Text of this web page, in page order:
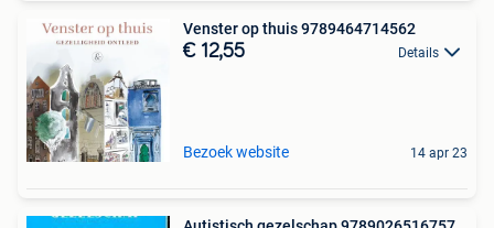
Venster op thuis 9789464714562
€ 12,55 Details
Bezoek website 14 apr 23